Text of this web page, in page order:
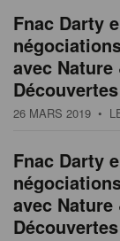
Fnac Darty
avec Nature
Découvertes
26 MARS 2019 •
Fnac Darty
avec Nature
Découvertes